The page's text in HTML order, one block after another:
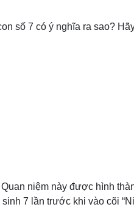
số 7 có ý nghĩa ra sao?
Quan niệm này được hình
7 lần trước khi vào cõi